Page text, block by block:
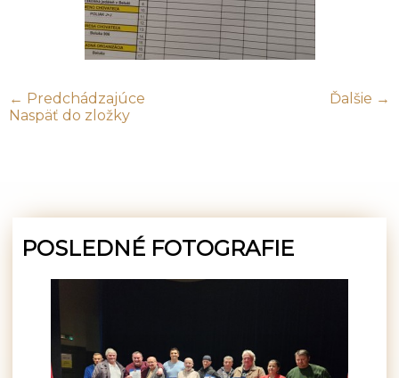
← Predchádzajúce
Ďalšie →
Naspäť do zložky
POSLEDNÉ FOTOGRAFIE